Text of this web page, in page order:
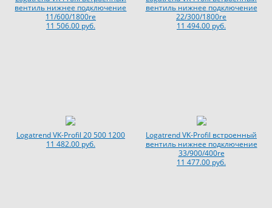
вентиль нижнее подключение
11/600/1800re
11 506.00 руб.
вентиль нижнее подключение
22/300/1800re
11 494.00 руб.
Logatrend VK-Profil 20 500 1200
11 482.00 руб.
Logatrend VK-Profil встроенный
вентиль нижнее подключение
33/900/400re
11 477.00 руб.